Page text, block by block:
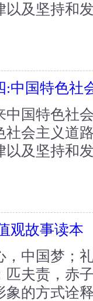
及坚持和
中国特色社
国特色社
社会主义道
及坚持和
观故事读本
中国梦；
夫责，赤
的方式诠